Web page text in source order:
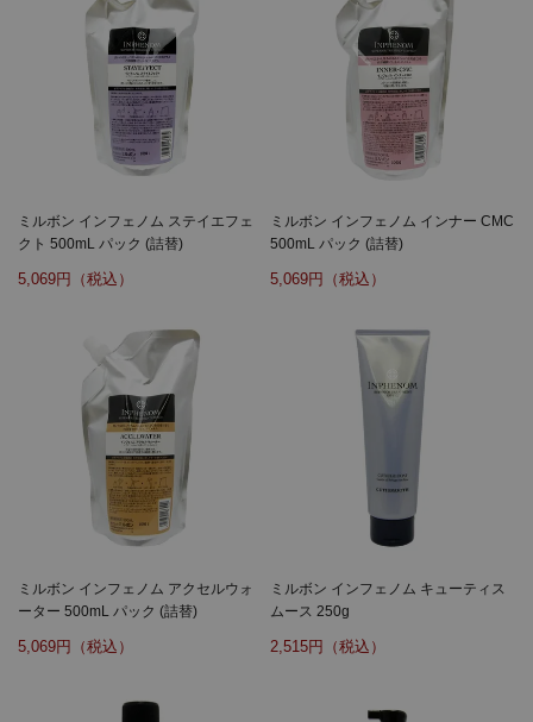
ミルボン インフェノム ステイエフェ
クト 500mL パック (詰替)
5,069
ミルボン インフェノム インナー CMC
500mL パック (詰替)
5,069
ミルボン インフェノム アクセルウォ
ーター 500mL パック (詰替)
5,069
ミルボン インフェノム キューティス
ムース 250g
2,515